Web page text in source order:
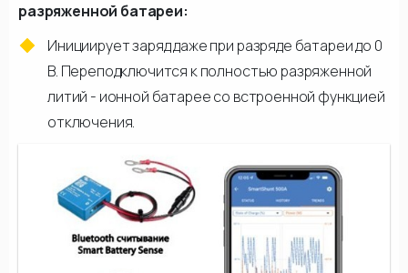
разряженной батареи:
Инициирует заряд даже при разряде батареи до 0
В. Переподключится к полностью разряженной
литий - ионной батарее со встроенной функцией
отключения.